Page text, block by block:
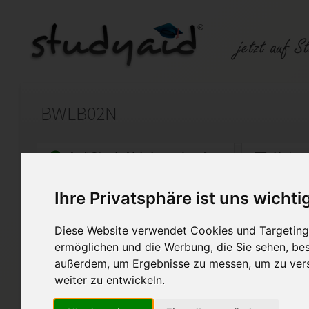
Ihre Privatsphäre ist uns
Diese Website verwendet Cookies und
ermöglichen und die Werbung, die Sie sehen,
außerdem, um Ergebnisse zu messen, um zu
weiter zu entwickeln.
BWLB02N
Auf StudyAid.de verkaufen
Startseite Wirtschaft
Grundlagen des
Note 2
85 Punkte